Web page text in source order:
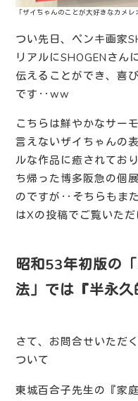
「ザイちゃんのことが大好きなカメレ
つい先日、ペンキ画家
リアルにSHOGENさん
伝えることができ、喜
です‥ww
こちらは鮮やかなサー
言えないザイちゃんの
ルな作品に癒されてお
ち帰った博多阪急の個
のですが‥そちらもま
はXの投稿でご覧いただ
昭和53年初版の
法」では『半永
さて、お問合せいただ
ついて
東城百合子先生の『家